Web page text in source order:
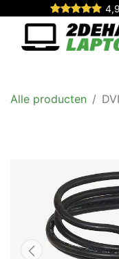
Alle producten